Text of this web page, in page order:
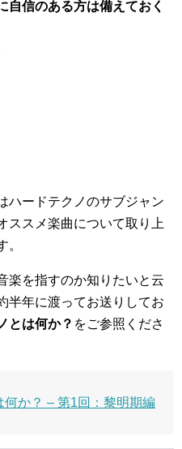
自信のある方は備えておく
ハードテクノのサブジャン
ススメ楽曲について取り上
。
楽を指すのか知りたいと云
半年に渡ってお送りしてお
とは何か？ をご参照くださ
か？ – 第1回：黎明期編